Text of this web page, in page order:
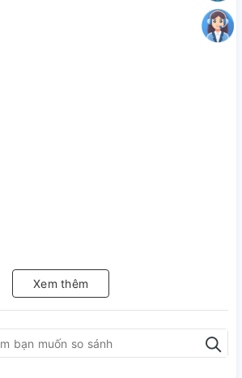
Xem thêm